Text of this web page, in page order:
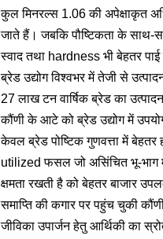
कुल मिनरल्स 1.06 की अपेक्षाकृत
जाते हैं। जबकि पौष्टिकता के साथ-
स्वाद तथा hardness भी बेहतर पाई
ब्रेड उद्योग विश्वभर में तेजी से
27 लाख टन वार्षिक ब्रेड का
कौंणी के आटे को ब्रेड उद्योग में
केवल ब्रेड पोष्टिक गुणवत्ता में बेहतर
utilized फसल जो असिंचित भू-भाग
क्षमता रखती है को बेहतर बाजार
समाप्ति की कगार पर पहुंच चुकी
जीविका उपार्जन हेतु आर्थिकी का